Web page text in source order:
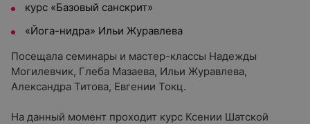
курс «Базовый санскрит»
«Йога-нидра» Ильи Журавлева
Посещала семинары и мастер-классы Надежды
Могилевчик, Глеба Мазаева, Ильи Журавлева,
Александра Титова, Евгении Токц.
На данный момент проходит курс Ксении Шатской